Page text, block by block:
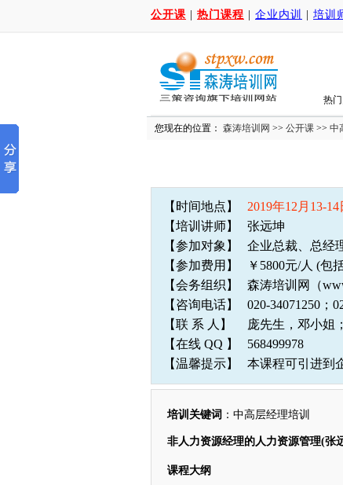
公开课 热门课程 企业内训 培训
热门
您现在的位置： 森涛培训网 >> 公开课 >> 中
【时间地点】
2019年12月13-
【培训讲师】
张远坤
【参加对象】
企业总裁、总经
【参加费用】
￥5800元/人 (包
【会务组织】
森涛培训网（
【咨询电话】
020-34071250；
【联 系 人】
庞先生，邓小姐
【在线 QQ 】
568499978
【温馨提示】 本课程可引进到
培训关键词 ：中高层经理培训
非人力资源经理的人力资源管理(张
课程大纲